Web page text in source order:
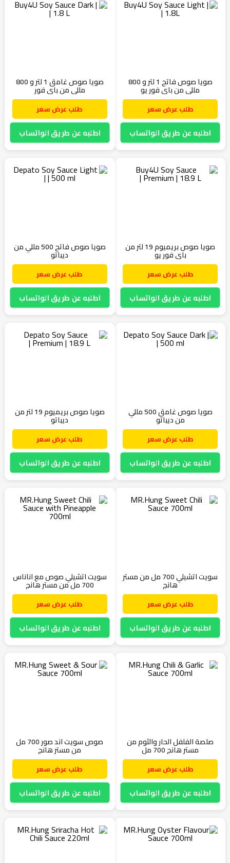
صويا صوص فاتح 1 لتر و 800
مللي من باي فور يو
طلب عرض سعر
اطلبه عن طريق الواتساب
صويا صوص غامق 1 لتر و 800
مللي من باي فور
طلب عرض سعر
اطلبه عن طريق الواتساب
صويا صوص بريميوم 19 لتر من
باي فور يو
طلب عرض سعر
اطلبه عن طريق الواتساب
صويا صوص فاتح 500 مللي من
ديباتو
طلب عرض سعر
اطلبه عن طريق الواتساب
صويا صوص غامق 500 مللي
من ديباتو
طلب عرض سعر
اطلبه عن طريق الواتساب
صويا صوص بريميوم 19 لتر من
ديباتو
طلب عرض سعر
اطلبه عن طريق الواتساب
سويت اتشيلي 700 مل من مستر
هانج
طلب عرض سعر
اطلبه عن طريق الواتساب
سويت اتشيلي صوص مع اناناس
700 مل من مستر هانج
طلب عرض سعر
اطلبه عن طريق الواتساب
صلصة الفلفل الحار والثوم من
مستر هانج 700 مل
طلب عرض سعر
اطلبه عن طريق الواتساب
صوص سويت اند صور 700 مل
من مستر هانج
طلب عرض سعر
اطلبه عن طريق الواتساب